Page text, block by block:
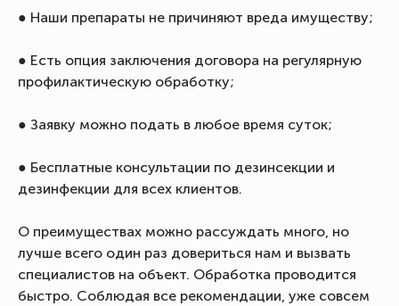
● Наши препараты не причиняют вреда имуществу;
● Есть опция заключения договора на регулярную
профилактическую обработку;
● Заявку можно подать в любое время суток;
● Бесплатные консультации по дезинсекции и
дезинфекции для всех клиентов.
О преимуществах можно рассуждать много, но
лучше всего один раз довериться нам и вызвать
специалистов на объект. Обработка проводится
быстро. Соблюдая все рекомендации, уже совсем